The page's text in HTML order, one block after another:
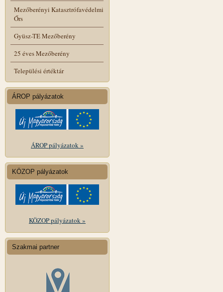
Mezőberényi Katasztrófavédelmi
Őrs
Gyüsz-TE Mezőberény
25 éves Mezőberény
Települési értéktár
ÁROP pályázatok
ÁROP pályázatok »
KÖZOP pályázatok
KÖZOP pályázatok »
Szakmai partner